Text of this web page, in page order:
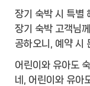
장기 숙박 시 특별
장기 숙박 고객님
공하오니, 예약 시
어린이와 유아도
네, 어린이와 유아